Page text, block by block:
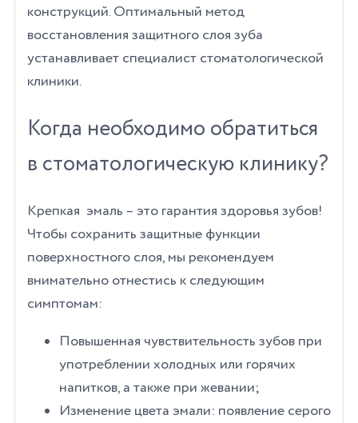
конструкций. Оптимальный метод
восстановления защитного слоя зуба
устанавливает специалист стоматологической
клиники.
Когда необходимо обратиться
в стоматологическую клинику?
Крепкая эмаль – это гарантия здоровья зубов!
Чтобы сохранить защитные функции
поверхностного слоя, мы рекомендуем
внимательно отнестись к следующим
симптомам:
Повышенная чувствительность зубов при
употреблении холодных или горячих
напитков, а также при жевании;
Изменение цвета эмали: появление серого